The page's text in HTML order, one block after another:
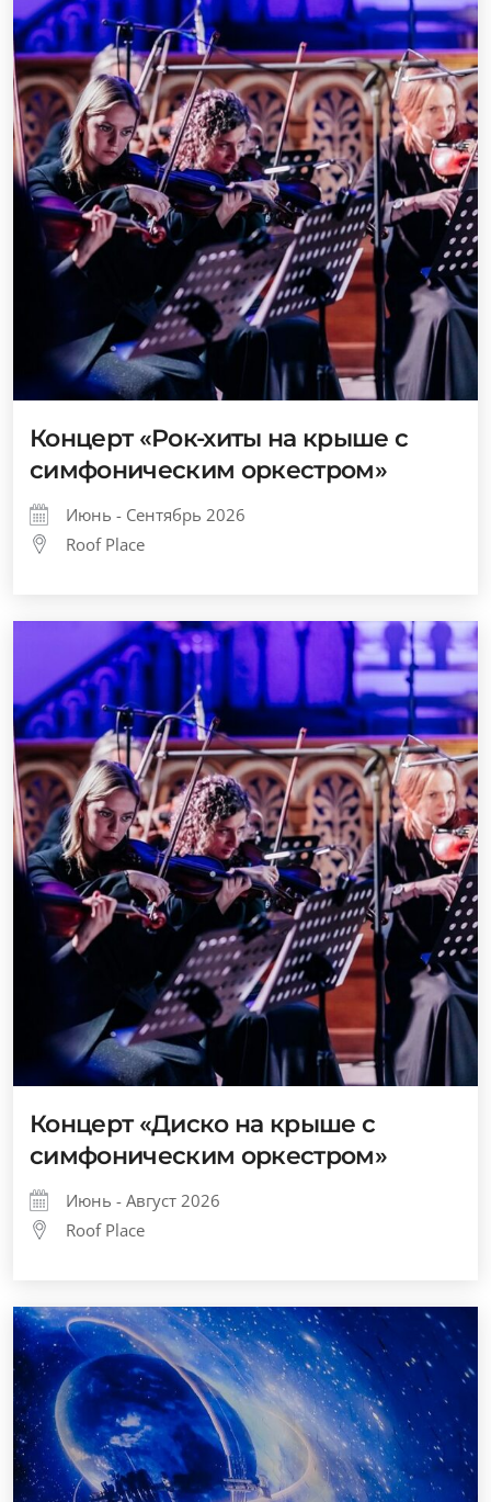
Концерт «Рок-хиты на крыше с
симфоническим оркестром»
Июнь - Сентябрь 2026
Roof Place
Концерт «Диско на крыше с
симфоническим оркестром»
Июнь - Август 2026
Roof Place